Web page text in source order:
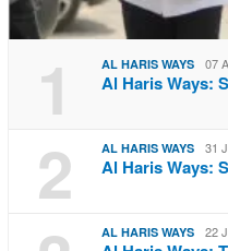
1 AL HARIS WAYS 07
Al Haris Ways:
2 AL HARIS WAYS 31
Al Haris Ways:
AL HARIS WAYS 22